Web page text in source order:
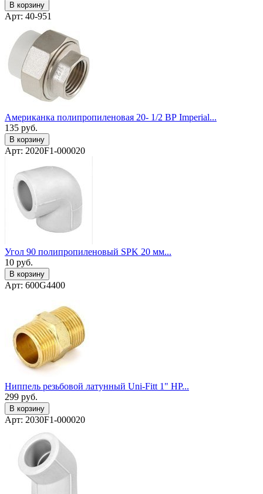
В корзину
Арт: 40-951
Американка полипропиленовая 20- 1/2 ВР Imperial...
135 руб.
В корзину
Арт: 2020F1-000020
Угол 90 полипропиленовый SPK 20 мм...
10 руб.
В корзину
Арт: 600G4400
Ниппель резьбовой латунный Uni-Fitt 1" НР...
299 руб.
В корзину
Арт: 2030F1-000020